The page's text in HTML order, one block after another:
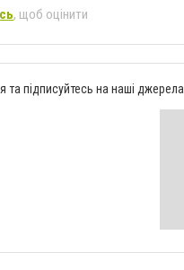
, щоб оцінити
та підписуйтесь на наші джерела